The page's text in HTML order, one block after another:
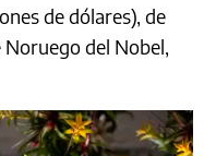
de dólares), de
del Nobel,